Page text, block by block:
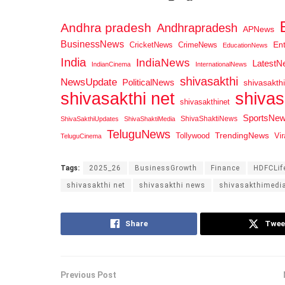
Andhra pradesh Andhrapradesh APNews
BusinessNews CricketNews CrimeNews EducationNews
India IndianCinema IndiaNews InternationalNews
NewsUpdate PoliticalNews shivasakthi
shivasakthi net shivasakthinet
ShivaSakthiUpdates ShivaShaktiMedia ShivaShaktiNews
TeluguCinema TeluguNews Tollywood TrendingNews
Tags: 2025_26 BusinessGrowth Finance
shivasakthi net shivasakthi news shivasakthimedia
Share
Previous Post